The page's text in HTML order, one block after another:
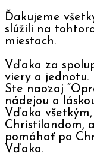
Ďakujeme
slúžili na
miestach.
Vďaka za
viery a jednotu.
Ste naozaj
nádejou a
Vďaka
Christilandom,
pomáhať po
Vďaka.